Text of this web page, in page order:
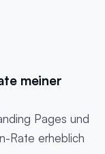
meiner
Pages und
Rate erheblich